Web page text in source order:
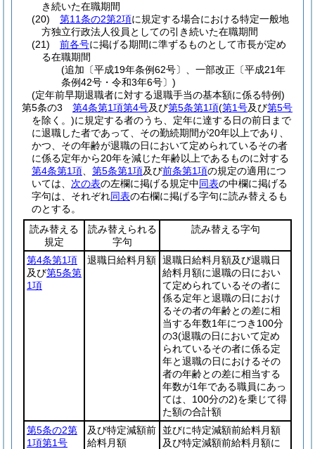
き続いた在職期間
(20)
第11条の2第2項に規定する場合における特定一般地
方独立行政法人役員としての引き続いた在職期間
(21)
前各号に掲げる期間に準ずるものとして市長が定め
る在職期間
(追加〔平成19年条例62号〕、一部改正〔平成21年
条例42号・令和3年6号〕)
(定年前早期退職者に対する退職手当の基本額に係る特例)
第5条の3
第4条第1項第4号及び第5条第1項(第1号及び第5号
を除く。)に規定する者のうち、定年に達する日の前日まで
に退職した者であって、その勤続期間が20年以上であり、
かつ、その年齢が退職の日において定められているその者
に係る定年から20年を減じた年齢以上であるものに対する
第4条第1項
第5条第1項及び前条第1項の規定の適用につ
いては、 次の表の左欄に掲げる規定中同表の中欄に掲げる
字句は、それぞれ同表の右欄に掲げる字句に読み替えるも
のとする。
読み替える
規定
読み替えられる
字句
読み替える字句
第4条第1項
及び第5条第
1項
退職日給料月額 退職日給料月額及び退職日
給料月額に退職の日におい
て定められているその者に
係る定年と退職の日におけ
るその者の年齢との差に相
当する年数1年につき100分
の3(退職の日において定め
られているその者に係る定
年と退職の日におけるその
者の年齢との差に相当する
年数が1年である職員にあっ
ては、100分の2)を乗じて得
た額の合計額
第5条の2第
1項第1号
及び特定減額前
給料月額
並びに特定減額前給料月額
及び特定減額前給料月額に